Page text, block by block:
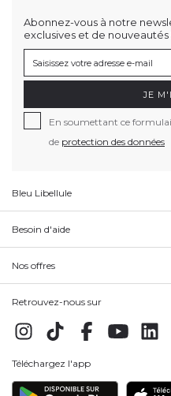
Abonnez-vous à notre
exclusives et de nouveautés
JE
En soumettant ce
de protection des données
Bleu Libellule
Besoin d'aide
Nos offres
Retrouvez-nous sur
Téléchargez l'app